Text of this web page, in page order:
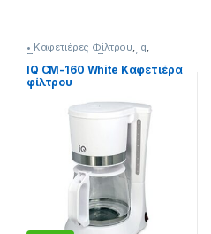
• Καφετιέρες Φίλτρου, Iq,
Προετοιμασία Πρωινού
IQ CM-160 White Καφετιέρα
φίλτρου